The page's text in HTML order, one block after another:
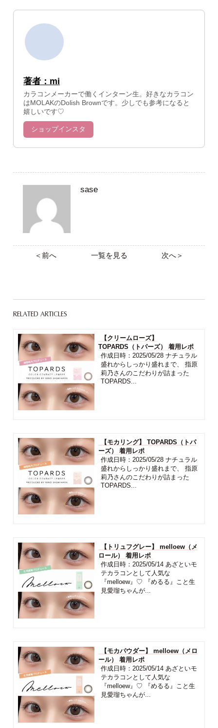
著者：mi
カラコンメーカーで働くインターン生。好きなカラコン
はMOLAKのDolish Brownです。少しでも参考になると
嬉しいです♡
ショップインスタ
sase
＜前へ 一覧を見る 次へ＞
RELATED ARTICLES
【クリームローズ】
TOPARDS（トパーズ） 着用レポ
作成日時：2025/05/28 ナチュラル
盛れからしっかり盛れまで、 指原
莉乃さんのこだわりが詰まった
TOPARDS...
【モカリング】 TOPARDS（トパ
ーズ） 着用レポ
作成日時：2025/05/28 ナチュラル
盛れからしっかり盛れまで、 指原
莉乃さんのこだわりが詰まった
TOPARDS...
【トリュフグレー】 melloew（メ
ロール） 着用レポ
作成日時：2025/05/14 あざといモ
テカラコンとして人気な
『melloew』♡ 『めるる』こと生
見愛瑠ちゃんが...
【モカパウダー】 melloew（メロ
ール） 着用レポ
作成日時：2025/05/14 あざといモ
テカラコンとして人気な
『melloew』♡ 『めるる』こと生
見愛瑠ちゃんが...